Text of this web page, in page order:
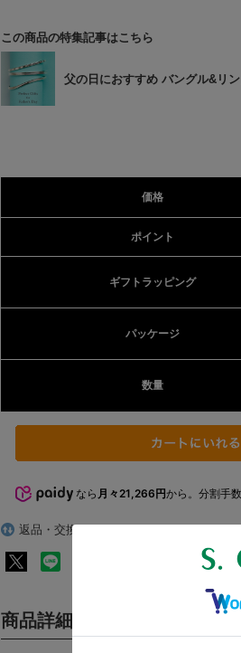
この商品の特集記事はこちら
父の日におすすめ バングル&リ
価格
ポイント
ギフトラッピング
パッケージ
数量
なら 月々21,266円から。分割手
返品・交換についてはこちら
商品詳細